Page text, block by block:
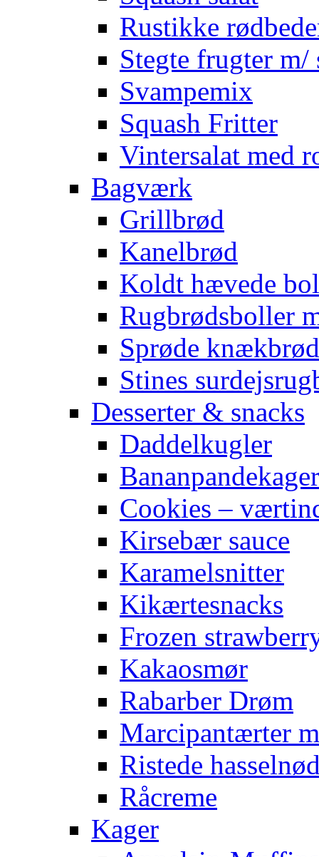
Rustikke
Stegte frugter m/
Svampemix
Squash Fritter
Vintersalat med
Bagværk
Grillbrød
Kanelbrød
Koldt hævede
Rugbrødsboller
Sprøde knækbrød
Stines
Desserter & snacks
Daddelkugler
Bananpandekager
Cookies –
Kirsebær sauce
Karamelsnitter
Kikærtesnacks
Frozen
Kakaosmør
Rabarber Drøm
Marcipantærter
Ristede
Råcreme
Kager